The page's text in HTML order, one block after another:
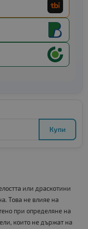
Купи
или драскотини
Това не влияе на
при определяне на
които не държат на